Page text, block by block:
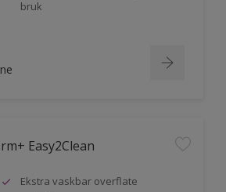
bruk
Easy2Clean
Ekstra vaskbar overflate